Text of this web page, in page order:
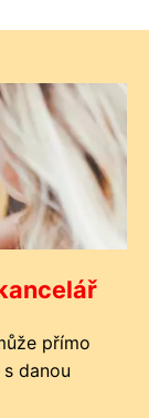
přímo
danou